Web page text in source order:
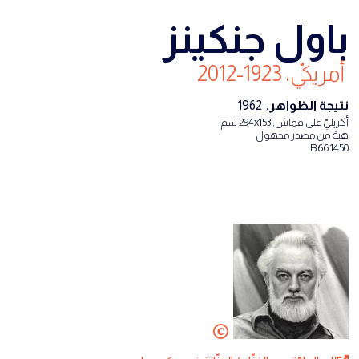
باول جنكينز
أمريكيّ، 1923-2012
نتيجة الظواهر, 1962
أكريليّ على قماش, 294x153 سم
هبة من مصدر مجهول
B66.1450